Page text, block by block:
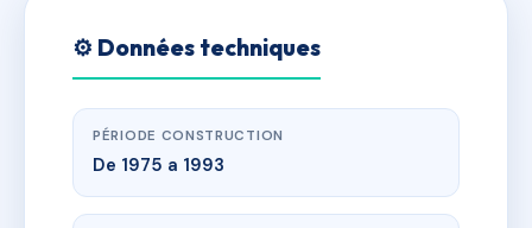
⚙️ Données techniques
PÉRIODE CONSTRUCTION
De 1975 a 1993